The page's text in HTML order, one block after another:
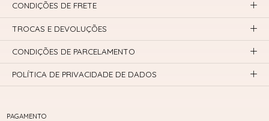
PAGAMENTO
CONDIÇÕES DE FRETE
TROCAS E DEVOLUÇÕES
CONDIÇÕES DE PARCELAMENTO
POLÍTICA DE PRIVACIDADE DE DADOS